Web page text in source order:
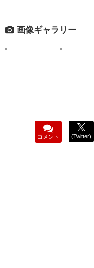
画像ギャラリー
コメント (Twitter)